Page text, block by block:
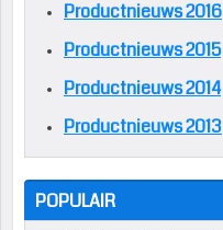
Productnieuws 2016
Productnieuws 2015
Productnieuws 2014
Productnieuws 2013
POPULAIR